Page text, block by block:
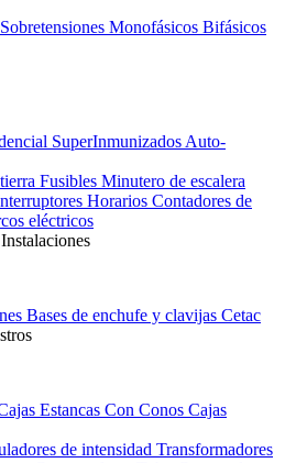
Monofásicos Bifásicos
SuperInmunizados Auto-
Fusibles Minutero de escalera
Horarios Contadores de
eléctricos
Bases de enchufe y clavijas Cetac
Estancas Con Conos Cajas
de intensidad Transformadores